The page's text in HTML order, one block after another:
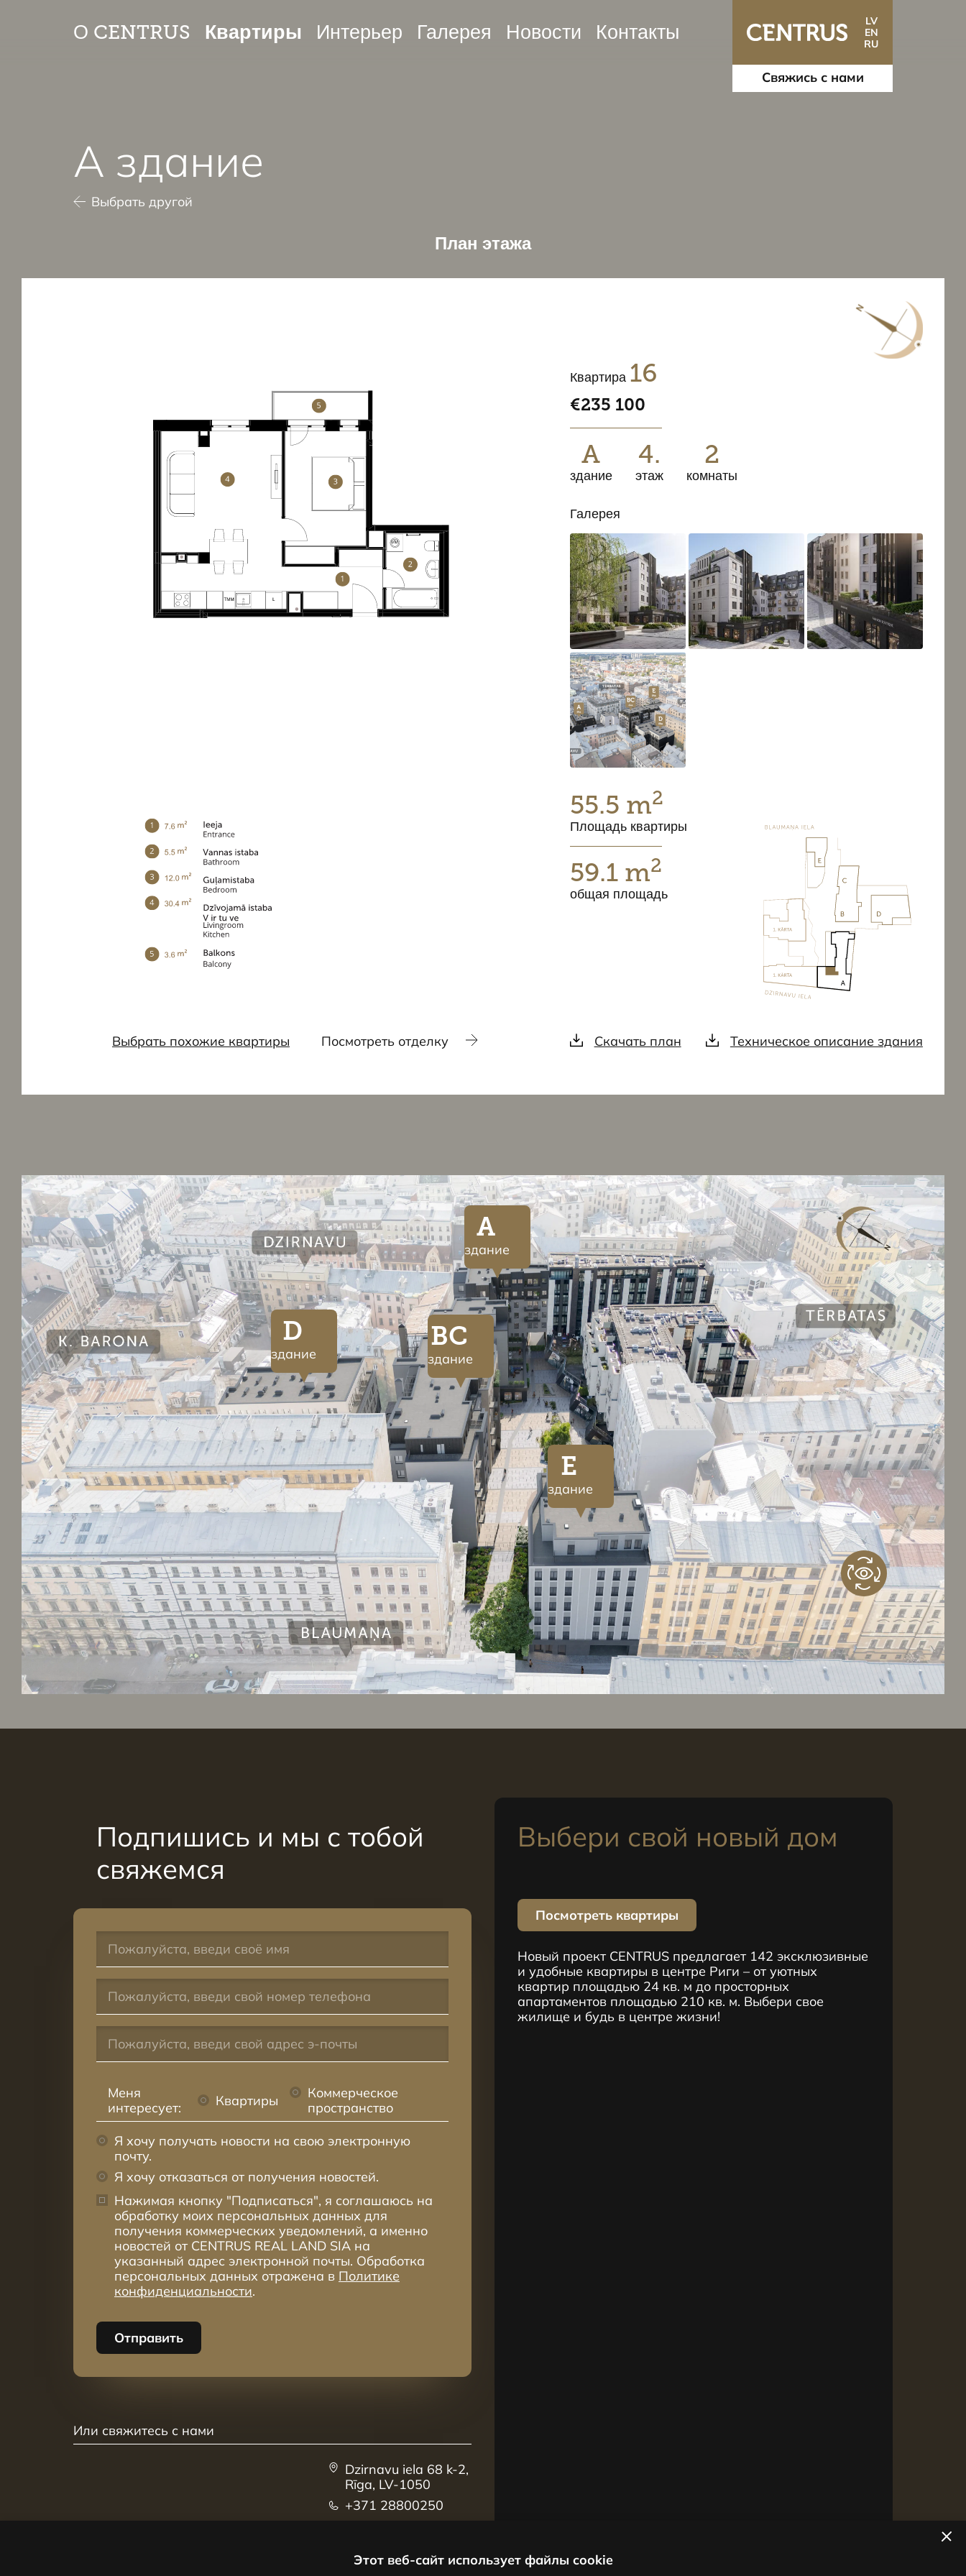
Этот веб-сайт использует файлы cookie
О CENTRUS Квартиры Интерьер Галерея Новости Контакты
LV
EN
RU
Свяжись с нами
A здание
Выбрать другой
План этажа
Квартира 16
€235 100
A
здание
4.
этаж
2
комнаты
Галерея
55.5 m2
Площадь квартиры
59.1 m2
общая площадь
Выбрать похожие квартиры Посмотреть отделку Скачать план Техническое описание здания
A
здание
BC
здание
D
здание
E
здание
Подпишись и мы с тобой
свяжемся
Меня
интересует:
Квартиры
Коммерческое
пространство
Я хочу получать новости на свою электронную
почту.
Я хочу отказаться от получения новостей.
Нажимая кнопку "Подписаться", я соглашаюсь на
обработку моих персональных данных для
получения коммерческих уведомлений, а именно
новостей от CENTRUS REAL LAND SIA на
указанный адрес электронной почты. Обработка
персональных данных отражена в Политике
конфиденциальности.
Отправить
Или свяжитесь с нами
Dzirnavu iela 68 k-2,
Rīga, LV-1050
+371 28800250
Выбери свой новый дом
Посмотреть квартиры
Новый проект CENTRUS предлагает 142 эксклюзивные
и удобные квартиры в центре Риги – от уютных
квартир площадью 24 кв. м до просторных
апартаментов площадью 210 кв. м. Выбери свое
жилище и будь в центре жизни!